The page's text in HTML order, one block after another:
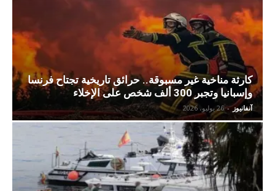
كارثة مناخية غير مسبوقة.. حرائق تاريخية تجتاح فرنسا
وإسبانيا وتجبر 300 ألف شخص على الإخلاء
آنفانيوز - 26 يوليو، 2026